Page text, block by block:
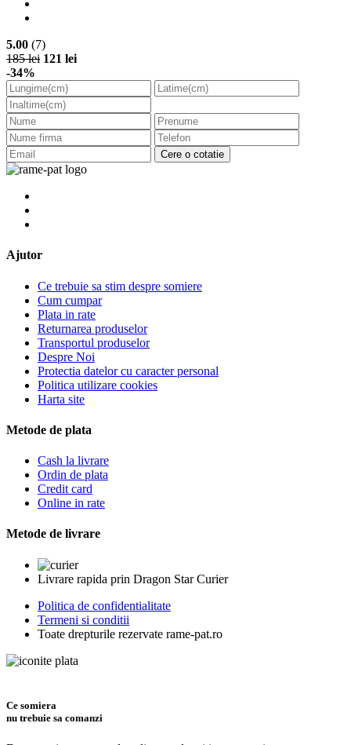
5.00 (7)
185 lei 121 lei
-34%
Cere o cotatie
Ajutor
Ce trebuie sa stim despre somiere
Cum cumpar
Plata in rate
Returnarea produselor
Transportul produselor
Despre Noi
Protectia datelor cu caracter personal
Politica utilizare cookies
Harta site
Metode de plata
Cash la livrare
Ordin de plata
Credit card
Online in rate
Metode de livrare
Livrare rapida prin Dragon Star Curier
Politica de confidentialitate
Termeni si conditii
Toate drepturile rezervate rame-pat.ro
Ce somiera
nu trebuie sa comanzi